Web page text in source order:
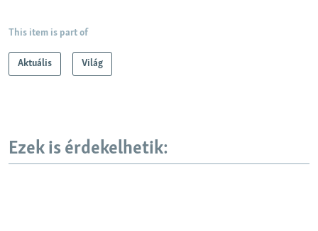
This item is part of
Aktuális Világ
Ezek is érdekelhetik: